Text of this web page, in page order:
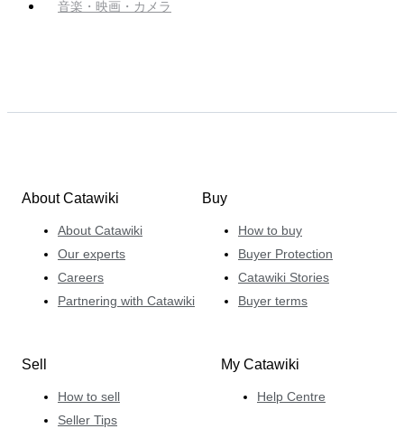
音楽・映画・カメラ
About Catawiki
About Catawiki
Our experts
Careers
Partnering with Catawiki
Buy
How to buy
Buyer Protection
Catawiki Stories
Buyer terms
Sell
How to sell
Seller Tips
My Catawiki
Help Centre